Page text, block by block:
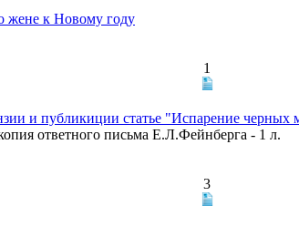
жене к Новому году
1
и публикиции статье "Испарение
ответного письма Е.Л.Фейнберга - 1 л.
3